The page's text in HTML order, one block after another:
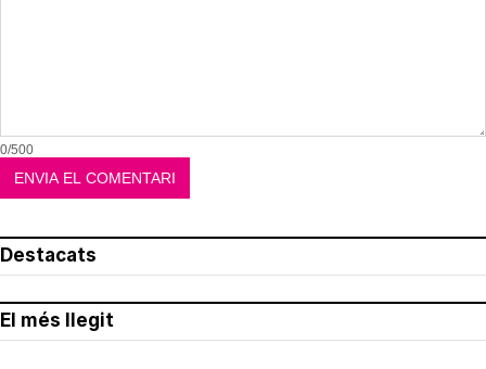
0/500
Destacats
El més llegit